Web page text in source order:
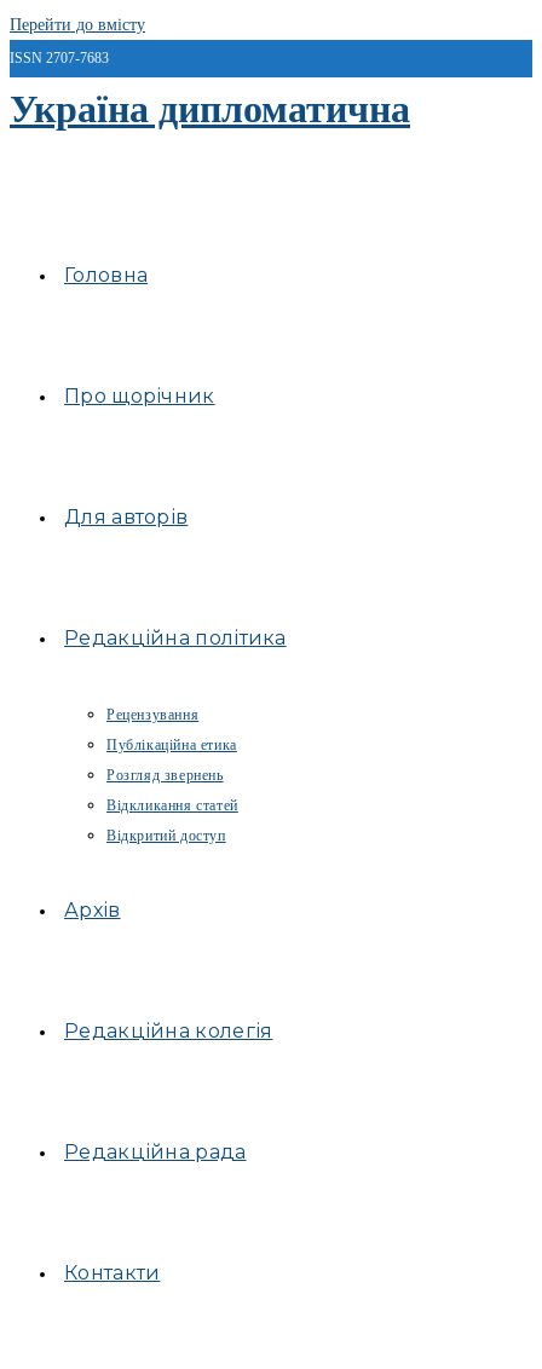
Перейти до вмісту
ISSN 2707-7683
Україна дипломатична
Головна
Про щорічник
Для авторів
Редакційна політика
Рецензування
Публікаційна етика
Розгляд звернень
Відкликання статей
Відкритий доступ
Архів
Редакційна колегія
Редакційна рада
Контакти